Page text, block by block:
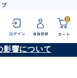
プ
0
影響について